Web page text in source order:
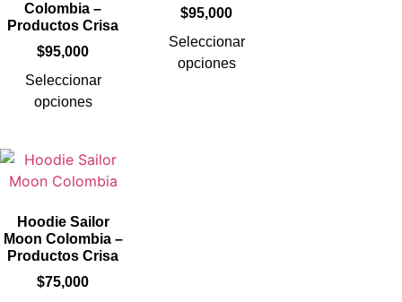
Colombia –
Productos Crisa
$95,000
Seleccionar
opciones
$95,000
Seleccionar
opciones
Hoodie Sailor
Moon Colombia –
Productos Crisa
$75,000